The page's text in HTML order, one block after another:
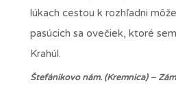
lúkach cestou k rozhľadni
pasúcich sa ovečiek, ktoré
Krahúl.
Štefánikovo nám. (Kremnica) –